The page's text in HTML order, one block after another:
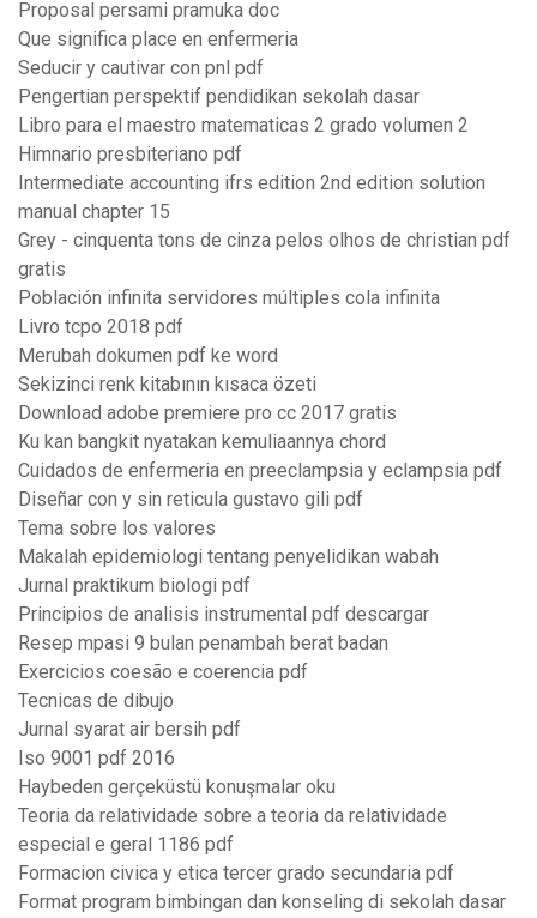
Proposal persami pramuka doc
Que significa place en enfermeria
Seducir y cautivar con pnl pdf
Pengertian perspektif pendidikan sekolah dasar
Libro para el maestro matematicas 2 grado volumen 2
Himnario presbiteriano pdf
Intermediate accounting ifrs edition 2nd edition solution
manual chapter 15
Grey - cinquenta tons de cinza pelos olhos de christian pdf
gratis
Población infinita servidores múltiples cola infinita
Livro tcpo 2018 pdf
Merubah dokumen pdf ke word
Sekizinci renk kitabının kısaca özeti
Download adobe premiere pro cc 2017 gratis
Ku kan bangkit nyatakan kemuliaannya chord
Cuidados de enfermeria en preeclampsia y eclampsia pdf
Diseñar con y sin reticula gustavo gili pdf
Tema sobre los valores
Makalah epidemiologi tentang penyelidikan wabah
Jurnal praktikum biologi pdf
Principios de analisis instrumental pdf descargar
Resep mpasi 9 bulan penambah berat badan
Exercicios coesão e coerencia pdf
Tecnicas de dibujo
Jurnal syarat air bersih pdf
Iso 9001 pdf 2016
Haybeden gerçeküstü konuşmalar oku
Teoria da relatividade sobre a teoria da relatividade
especial e geral 1186 pdf
Formacion civica y etica tercer grado secundaria pdf
Format program bimbingan dan konseling di sekolah dasar